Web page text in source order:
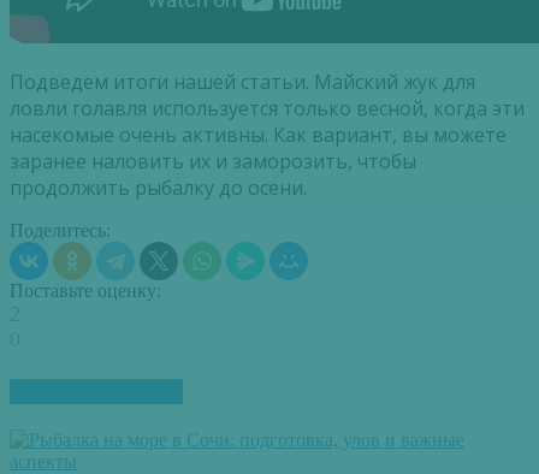
Подведем итоги нашей статьи. Майский жук для
ловли голавля используется только весной, когда эти
насекомые очень активны. Как вариант, вы можете
заранее наловить их и заморозить, чтобы
продолжить рыбалку до осени.
Поделитесь:
Поставьте оценку: